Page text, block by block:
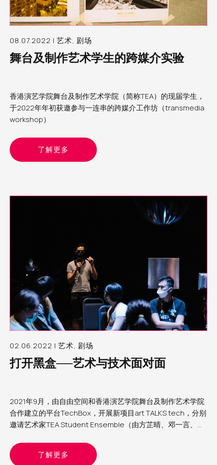
08.07.2022 | 艺术, 剧场
舞台及制作艺术学生的跨媒介实验
香港演艺学院舞台及制作艺术学院（简称TEA）的现届学生，
于2022年年初获邀参与一连串的跨媒介工作坊（transmedia
workshop）
了解更多
02.06.2022 | 艺术, 剧场
打开黑盒──艺术与技术面对面
2021年9月，由自由空间和香港演艺学院舞台及制作艺术学院
合作建立的平台TechBox，开展新项目art TALKS tech，分别
邀请艺术家TEA Student Ensemble（由方芷晴、邓一言、丘
团队研究和再创作他们的作品，让观众即席体验和交流，一同
探索如何结合艺术与媒体技术
了解更多